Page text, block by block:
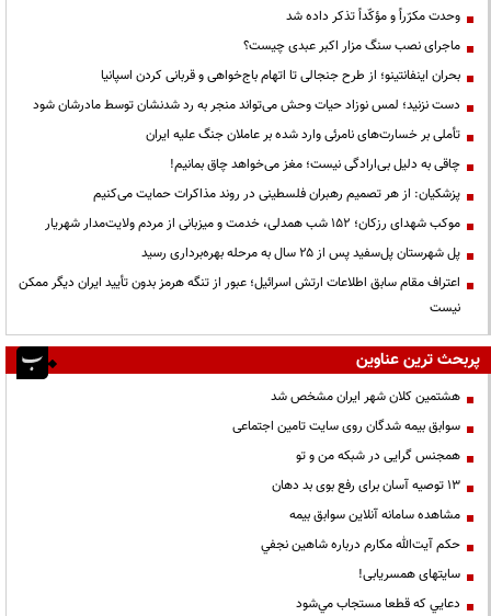
وحدت مکرّراً و مؤکّداً تذکر داده شد
ماجرای نصب سنگ مزار اکبر عبدی چیست؟
بحران اینفانتینو؛ از طرح جنجالی تا اتهام باج‌خواهی و قربانی کردن اسپانیا
دست نزنید؛ لمس نوزاد حیات وحش می‌تواند منجر به رد شدنشان توسط مادرشان شود
تأملی بر خسارت‌های نامرئی وارد شده بر عاملان جنگ علیه ایران
چاقی به دلیل بی‌ارادگی نیست؛ مغز می‌خواهد چاق بمانیم!
پزشکیان: از هر تصمیم رهبران فلسطینی در روند مذاکرات حمایت می‌کنیم
موکب شهدای رزکان؛ ۱۵۲ شب همدلی، خدمت و میزبانی از مردم ولایت‌مدار شهریار
پل شهرستان پل‌سفید پس از ۲۵ سال به مرحله بهره‌برداری رسید
اعتراف مقام سابق اطلاعات ارتش اسرائیل؛ عبور از تنگه هرمز بدون تأیید ایران دیگر ممکن
نیست
پربحث ترین عناوین
هشتمین کلان شهر ایران مشخص شد
سوابق بیمه شدگان روی سایت تامین اجتماعی
همجنس گرایی در شبکه من و تو
13 توصیه آسان برای رفع بوی بد دهان
مشاهده سامانه آنلاين سوابق بیمه
حكم آيت‌الله مكارم درباره شاهين نجفي
سایتهای همسریابی!
دعايي كه قطعا مستجاب مي‌شود